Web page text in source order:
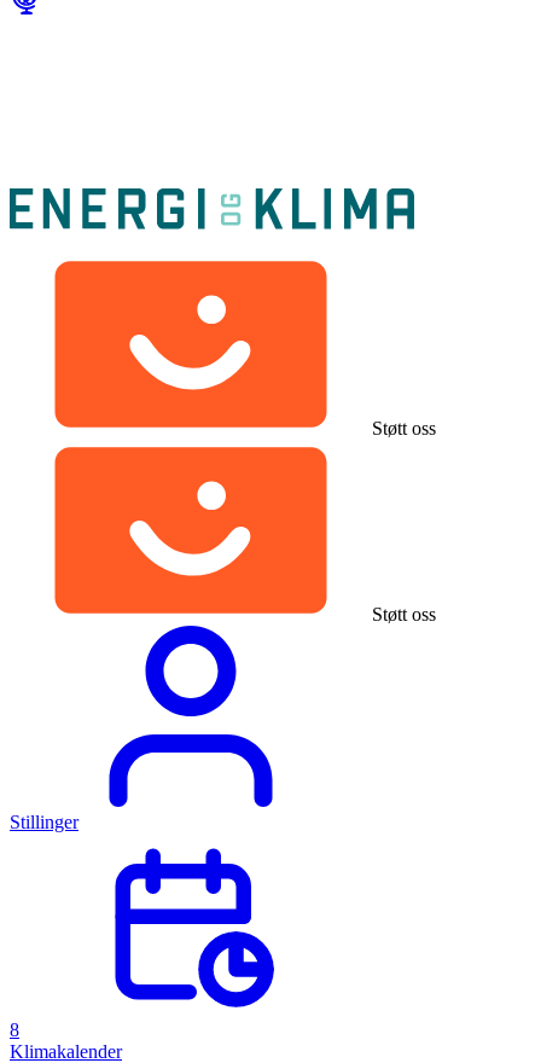
Støtt oss
Støtt oss
Stillinger
8
Klimakalender